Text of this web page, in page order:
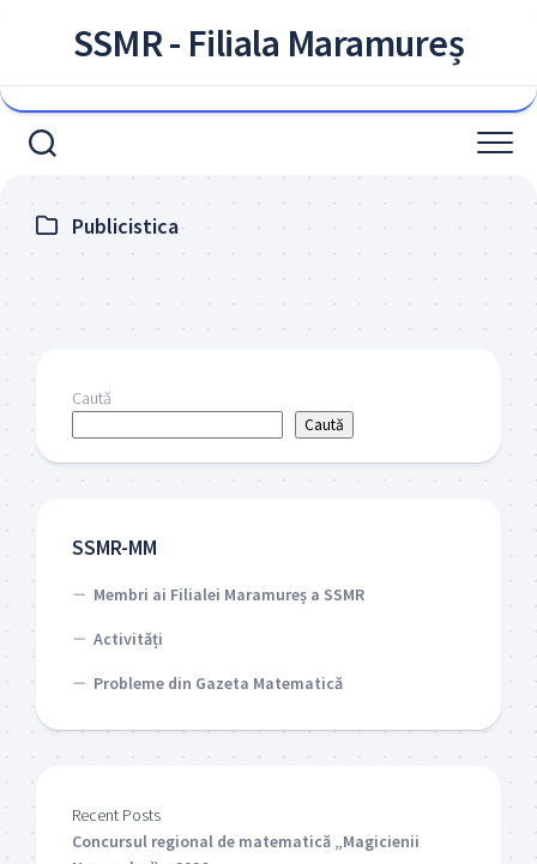
SSMR - Filiala Maramureș
Publicistica
Caută
Caută
SSMR-MM
Membri ai Filialei Maramureș a SSMR
Activități
Probleme din Gazeta Matematică
Recent Posts
Concursul regional de matematică „Magicienii